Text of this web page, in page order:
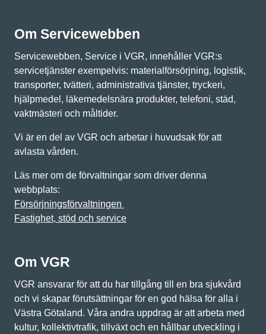
Om Servicewebben
Servicewebben, Service i VGR, innehåller VGR:s
servicetjänster exempelvis: materialförsörjning, logistik,
transporter, tvätteri, administrativa tjänster, tryckeri,
hjälpmedel, läkemedelsnära produkter, telefoni, städ,
vaktmästeri och måltider.
Vi är en del av VGR och arbetar i huvudsak för att
avlasta vården.
Läs mer om de förvaltningar som driver denna
webbplats:
Försörjningsförvaltningen
Fastighet, stöd och service
Om VGR
VGR ansvarar för att du har tillgång till en bra sjukvård
och vi skapar förutsättningar för en god hälsa för alla i
Västra Götaland. Våra andra uppdrag är att arbeta med
kultur, kollektivtrafik, tillväxt och en hållbar utveckling i